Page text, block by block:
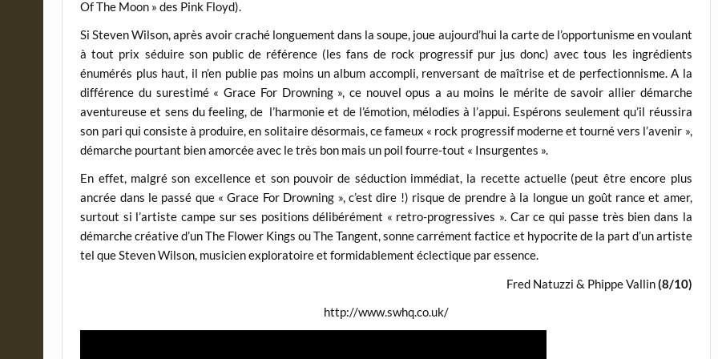
Of The Moon » des Pink Floyd).
Si Steven Wilson, après avoir craché longuement dans la soupe, joue aujourd’hui la carte de l’opportunisme en voulant
à tout prix séduire son public de référence (les fans de rock progressif pur jus donc) avec tous les ingrédients
énumérés plus haut, il n’en publie pas moins un album accompli, renversant de maîtrise et de perfectionnisme. A la
différence du surestimé « Grace For Drowning », ce nouvel opus a au moins le mérite de savoir allier démarche
aventureuse et sens du feeling, de l’harmonie et de l’émotion, mélodies à l’appui. Espérons seulement qu’il réussira
son pari qui consiste à produire, en solitaire désormais, ce fameux « rock progressif moderne et tourné vers l’avenir »,
démarche pourtant bien amorcée avec le très bon mais un poil fourre-tout « Insurgentes ».
En effet, malgré son excellence et son pouvoir de séduction immédiat, la recette actuelle (peut être encore plus
ancrée dans le passé que « Grace For Drowning », c’est dire !) risque de prendre à la longue un goût rance et amer,
surtout si l’artiste campe sur ses positions délibérément « retro-progressives ». Car ce qui passe très bien dans la
démarche créative d’un The Flower Kings ou The Tangent, sonne carrément factice et hypocrite de la part d’un artiste
tel que Steven Wilson, musicien exploratoire et formidablement éclectique par essence.
Fred Natuzzi & Phippe Vallin(8/10)
http://www.swhq.co.uk/